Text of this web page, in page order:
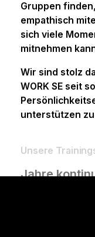
Gruppen
empathisch
sich viele
mitnehmen
Wir sind stolz
WORK SE seit
unterstützen
Unsere
Jahre